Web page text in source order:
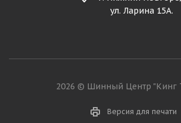
ул. Ларина 15А.
2026 © Шинный Центр "Кинг
Версия для печати